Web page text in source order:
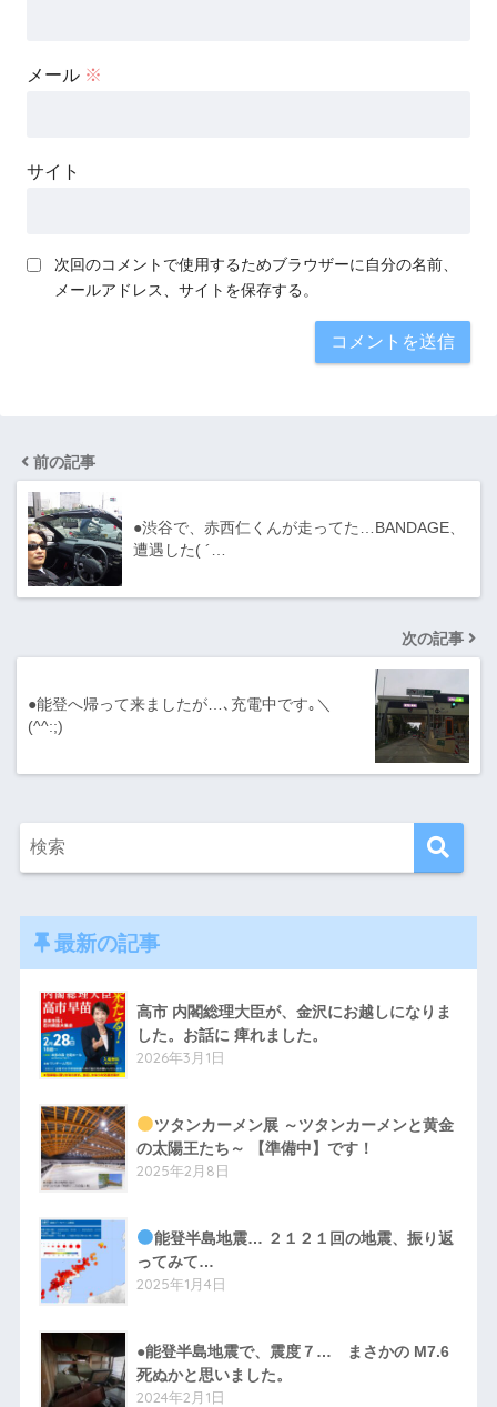
メール ※
サイト
次回のコメントで使用するためブラウザーに自分の名前、
メールアドレス、サイトを保存する。
前の記事
●渋谷で、赤西仁くんが走ってた…BANDAGE、
遭遇した( ´…
次の記事
●能登へ帰って来ましたが…､充電中です｡＼
(^^:;)
最新の記事
高市 内閣総理大臣が、金沢にお越しになりま
した。お話に 痺れました。
2026年3月1日
ツタンカーメン展 ～ツタンカーメンと黄金
の太陽王たち～ 【準備中】です！
2025年2月8日
能登半島地震… ２１２１回の地震、振り返
ってみて…
2025年1月4日
●能登半島地震で、震度７… まさかの M7.6
死ぬかと思いました。
2024年2月1日